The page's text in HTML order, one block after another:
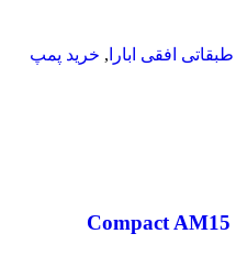
افقی ابارا , خرید پمپ